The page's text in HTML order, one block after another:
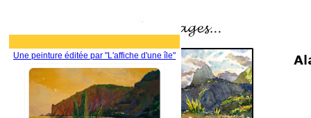
Une peinture éditée par "L'affiche d'une île"